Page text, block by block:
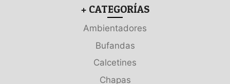
+ CATEGORÍAS
Ambientadores
Bufandas
Calcetines
Chapas